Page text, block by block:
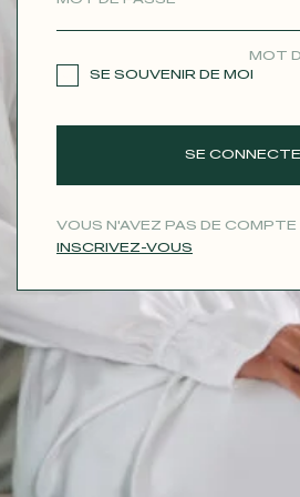
MOT
SE SOUVENIR DE MOI
SE
VOUS N'AVEZ PAS DE COMPTE
INSCRIVEZ-VOUS